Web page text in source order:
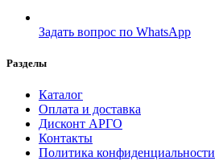
Задать вопрос по WhatsApp
Разделы
Каталог
Оплата и доставка
Дисконт АРГО
Контакты
Политика конфиденциальности